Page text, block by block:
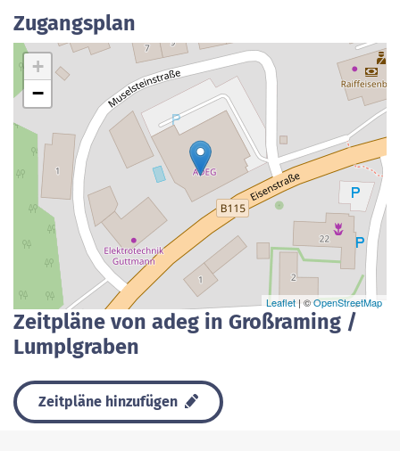
Zugangsplan
+
−
Leaflet | ©OpenStreetMap
Zeitpläne von adeg in Großraming /
Lumplgraben
Zeitpläne hinzufügen